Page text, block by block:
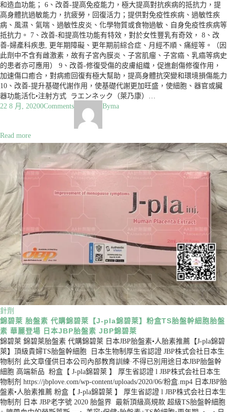
和造血功能； 6、改善-提高免疫能力，極大提高對抗疾病的抵抗力，提
高身體抗過敏能力，抗疲勞，回復活力；提供對免疫性疾病、過敏性疾
病、風濕、氣喘、過敏性皮炎、化學物質或食物過敏、自身免疫性疾病等
抵抗力。 7、改善-和提高性功能有特效，對於女性豐乳有奇效， 8、改
善-婦產科疾患, 更年期障礙、更年期前綜合症、月經不順、痛經等。（因
此劑中不含有雌激素，故有子宮內膜炎、子宮肌瘤、子宮癌、乳癌等病史
的患者亦可應用） 9、改善-修復受傷的皮膚組織，促進創傷修復作用，
加速傷口癒合，對病癒回復有極大幫助，提高身體抗突變和環境損傷能力
10、改善-提升基礎代謝作用，使基礎代謝更加旺盛，使細胞、器官或臟
器功能活化•注射方式 ラエンネック（萊乃康）…
22 8 月, 20200Comments Byma
Read more
針劑
​錦碧萊 胎盤素 代購錦碧萊【J-pla錦碧萊】粉盒TS胎盤幹細胞胎盤
素 華麗登場 日本JBP胎盤素 JBP錦碧萊
​錦碧萊 錦碧萊胎盤素 代購錦碧萊 日本JBP胎盤素•人胎素推薦【J-pla錦碧
萊】頂級貴婦TS胎盤幹細胞 日本生物制厚生省認證 JBP株式会社日本生
物制剂 此文章僅供日本公司內部教育訓練·不得已別用途日本JBP胎盤幹
細胞 高端新品 粉盒【 J-pla錦碧萊 】 厚生省認證 l JBP株式会社日本生
物制剂 https://jbplove.com/wp-content/uploads/2020/06/粉盒.mp4 日本JBP胎
盤素•人胎素推薦 粉盒【 J-pla錦碧萊 】 厚生省認證 l JBP株式会社日本生
物制剂 日本 JBP老字號 2020 胎盤界 最新頂級高規款 超級TS胎盤幹細胞